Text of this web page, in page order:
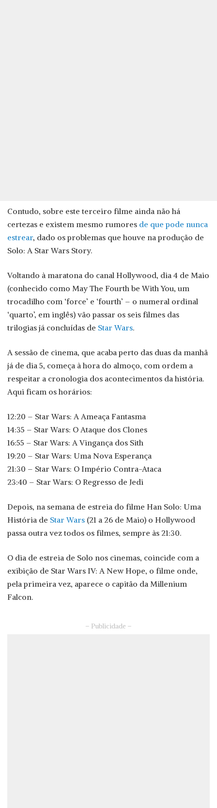
Contudo, sobre este terceiro filme ainda não há
certezas e existem mesmo rumores de que pode nunca
estrear, dado os problemas que houve na produção de
Solo: A Star Wars Story.
Voltando à maratona do canal Hollywood, dia 4 de Maio
(conhecido como May The Fourth be With You, um
trocadilho com ‘force’ e ‘fourth’ – o numeral ordinal
‘quarto’, em inglês) vão passar os seis filmes das
trilogias já concluídas de Star Wars.
A sessão de cinema, que acaba perto das duas da manhã
já de dia 5, começa à hora do almoço, com ordem a
respeitar a cronologia dos acontecimentos da história.
Aqui ficam os horários:
12:20 – Star Wars: A Ameaça Fantasma
14:35 – Star Wars: O Ataque dos Clones
16:55 – Star Wars: A Vingança dos Sith
19:20 – Star Wars: Uma Nova Esperança
21:30 – Star Wars: O Império Contra-Ataca
23:40 – Star Wars: O Regresso de Jedi
Depois, na semana de estreia do filme Han Solo: Uma
História de Star Wars (21 a 26 de Maio) o Hollywood
passa outra vez todos os filmes, sempre às 21:30.
O dia de estreia de Solo nos cinemas, coincide com a
exibição de Star Wars IV: A New Hope, o filme onde,
pela primeira vez, aparece o capitão da Millenium
Falcon.
– Publicidade –